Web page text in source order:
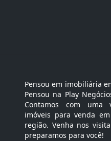
Pensou em imobiliária
Pensou na Play
Contamos com uma
imóveis para venda
região. Venha nos
preparamos para você!